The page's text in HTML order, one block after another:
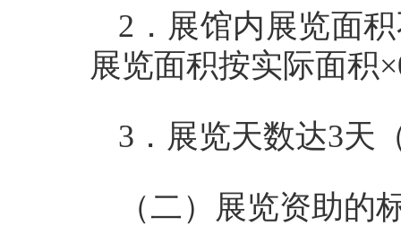
2．展馆内展览面
展览面积按实际面积
3．展览天数达3天
（二）展览资助的